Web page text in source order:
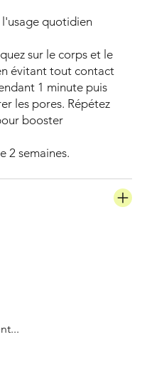
quotidien
sur le corps et le
évitant tout contact
1 minute puis
les pores. Répétez
booster
2 semaines.